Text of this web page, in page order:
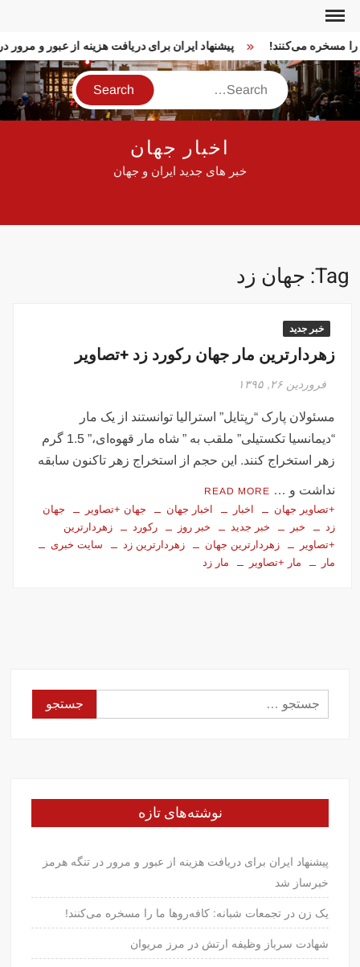
Skip
content
پیشنهاد ایران برای دریافت هزینه از عبور و را مسخره می‌کنند!
Search
اخبار جهان
خبر های جدید ایران و جهان
Tag: جهان زد
خبر جدید
زهردارترین مار جهان رکورد زد +تصاویر
فروردین ۲۶, ۱۳۹۵
مسئولان پارک “رپتایل” استرالیا توانستند از یک مار
“دیمانسیا تکستیلی” ملقب به ” شاه مار قهوه‌ای،” 1.5 گرم
زهر استخراج کنند. این حجم از استخراج زهر تاکنون سابقه
نداشت و … READ MORE
+تصاویر جهان اخبار اخبار جهان جهان +تصاویر
جهان
زد
خبر خبر جدید خبر روز رکورد
زهردارترین
+تصاویر
زهردارترین جهان زهردارترین زد
سایت خبری
مار
مار +تصاویر مار زد
جستجو
برای:
نوشته‌های تازه
پیشنهاد ایران برای دریافت هزینه از عبور و مرور در تنگه هرمز
خبرساز شد
یک زن در تجمعات شبانه: کافه‌روها ما را مسخره می‌کنند!
شهادت سرباز وظیفه ارتش در مرز مریوان